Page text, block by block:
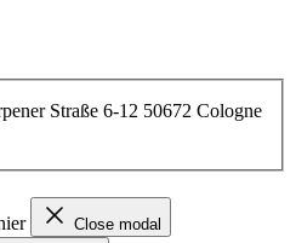
Straße 6-12 50672 Cologne
Close modal